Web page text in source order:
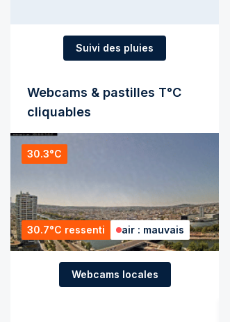
Suivi des pluies
Webcams & pastilles T°C
cliquables
30.3°C
30.7°C ressenti air : mauvais
Webcams locales